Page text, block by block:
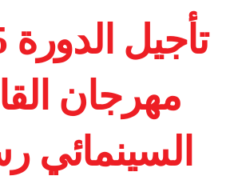
مهرجان
السينمائي